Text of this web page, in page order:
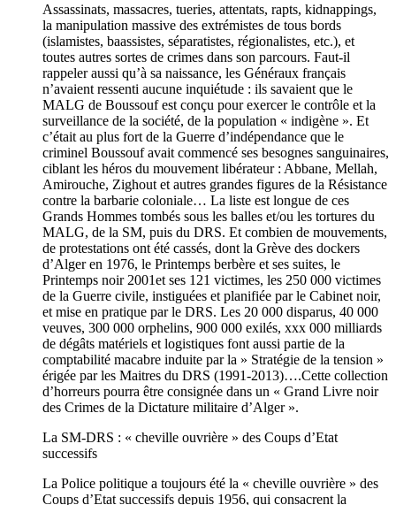
Assassinats, massacres, tueries, attentats, rapts, kidnappings,
la manipulation massive des extrémistes de tous bords
(islamistes, baassistes, séparatistes, régionalistes, etc.), et
toutes autres sortes de crimes dans son parcours. Faut-il
rappeler aussi qu’à sa naissance, les Généraux français
n’avaient ressenti aucune inquiétude : ils savaient que le
MALG de Boussouf est conçu pour exercer le contrôle et la
surveillance de la société, de la population « indigène ». Et
c’était au plus fort de la Guerre d’indépendance que le
criminel Boussouf avait commencé ses besognes sanguinaires,
ciblant les héros du mouvement libérateur : Abbane, Mellah,
Amirouche, Zighout et autres grandes figures de la Résistance
contre la barbarie coloniale… La liste est longue de ces
Grands Hommes tombés sous les balles et/ou les tortures du
MALG, de la SM, puis du DRS. Et combien de mouvements,
de protestations ont été cassés, dont la Grève des dockers
d’Alger en 1976, le Printemps berbère et ses suites, le
Printemps noir 2001et ses 121 victimes, les 250 000 victimes
de la Guerre civile, instiguées et planifiée par le Cabinet noir,
et mise en pratique par le DRS. Les 20 000 disparus, 40 000
veuves, 300 000 orphelins, 900 000 exilés, xxx 000 milliards
de dégâts matériels et logistiques font aussi partie de la
comptabilité macabre induite par la » Stratégie de la tension »
érigée par les Maitres du DRS (1991-2013)….Cette collection
d’horreurs pourra être consignée dans un « Grand Livre noir
des Crimes de la Dictature militaire d’Alger ».
La SM-DRS : « cheville ouvrière » des Coups d’Etat
successifs
La Police politique a toujours été la « cheville ouvrière » des
Coups d’Etat successifs depuis 1956, qui consacrent la